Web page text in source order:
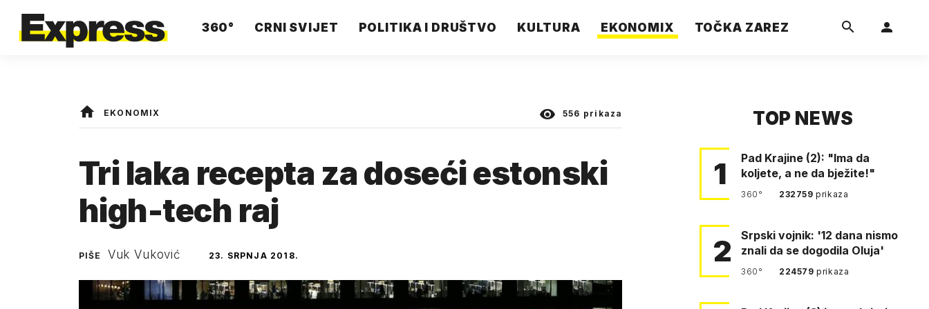
360° CRNI SVIJET POLITIKA I DRUŠTVO KULTURA EKONOMIX TOČKA ZAREZ
EKONOMIX 556 prikaza
Tri laka recepta za doseći estonski
high-tech raj
PIŠE Vuk Vuković 23. SRPNJA 2018.
TOP NEWS
1
Pad Krajine (2): "Ima da
koljete, a ne da bježite!"
360° 232759prikaza
2
Srpski vojnik: '12 dana nismo
znali da se dogodila Oluja'
360° 224579prikaza